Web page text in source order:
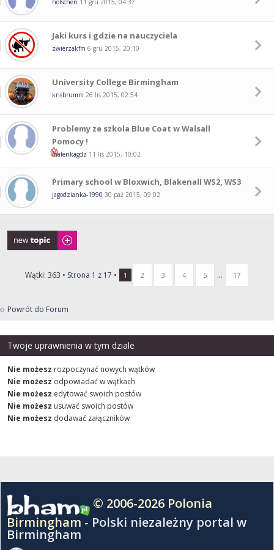
holschen 11 gru 2015, 04:37
Jaki kurs i gdzie na nauczyciela
zwierzakfm 6 gru 2015, 20:10
University College Birmingham
krisbrumm 26 lis 2015, 02:54
Problemy ze szkola Blue Coat w Walsall
Pomocy !
malenkagdz 11 lis 2015, 10:02
Primary school w Bloxwich, Blakenall WS2, WS3
jagodzianka-1990 30 paź 2015, 09:02
Napisz wątek
Wątki: 363 • Strona 1 z 17 • 1 2 3 4 5 ... 17
Powrót do Forum
Twoje uprawnienia w tym dziale
Nie możesz rozpoczynać nowych wątków
Nie możesz odpowiadać w wątkach
Nie możesz edytować swoich postów
Nie możesz usuwać swoich postów
Nie możesz dodawać załączników
© 2006-2026 Polonia
Birmingham - Polski niezależny portal w
Birmingham